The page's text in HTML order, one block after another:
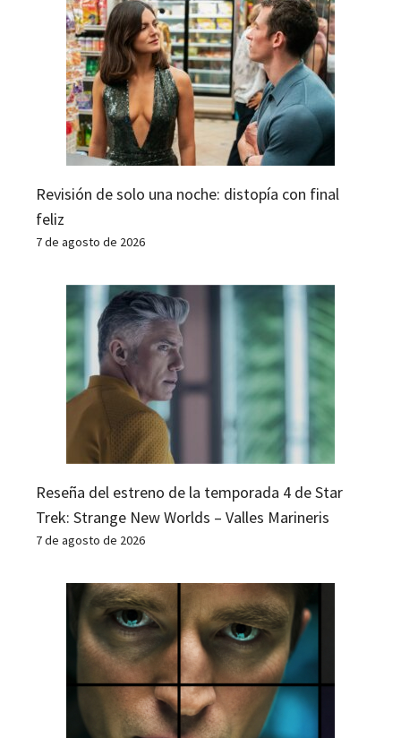
Revisión de solo una noche: distopía con final
feliz
7 de agosto de 2026
Reseña del estreno de la temporada 4 de Star
Trek: Strange New Worlds – Valles Marineris
7 de agosto de 2026